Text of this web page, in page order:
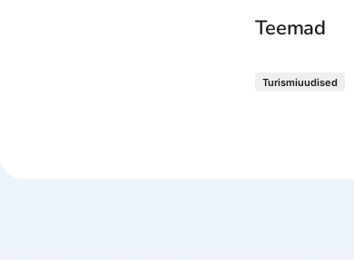
Teemad
Turismiuudised